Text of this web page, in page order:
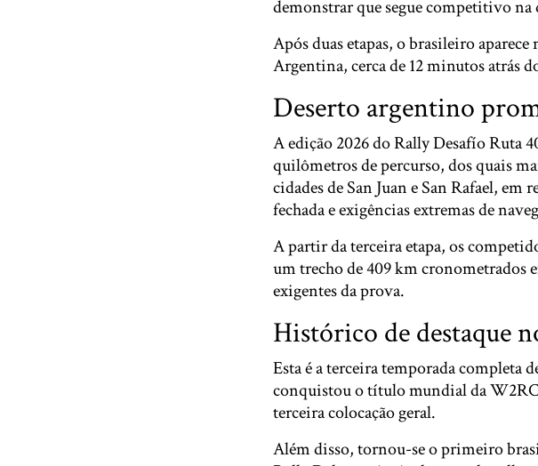
demonstrar que segue competitivo na
Após duas etapas, o brasileiro aparece
Argentina, cerca de 12 minutos atrás
Deserto argentino
A edição 2026 do Rally Desafío Ruta
quilômetros de percurso, dos quais
cidades de San Juan e San Rafael, em
fechada e exigências extremas de
A partir da terceira etapa, os
um trecho de 409 km cronometrados
exigentes da prova.
Histórico de destaque
Esta é a terceira temporada
conquistou o título mundial da W2RC
terceira colocação geral.
Além disso, tornou-se o primeiro